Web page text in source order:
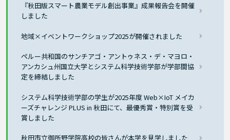
『秋田版スマート農業モデル創出事業』成果報告会を開催
しました
地域×イベントワークショップ2025が開催されました
ペルー共和国のサンチアゴ・アントゥネス・デ・マヨロ・
アンカシュ州国立大学とシステム科学技術学部が学部間協
定を締結しました
システム科学技術学部の学生が2025年度 Web×IoT メイカ
ーズチャレンジ PLUS in 秋田にて、最優秀賞・特別賞を受
賞しました
秋田市立御所野学院高校の皆さんが本学を見学しました